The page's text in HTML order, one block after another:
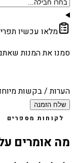
מלאו עכשיו
סמנו את המנות
הערות / בקשות
שלח הזמנה
לקוחות מספרים
מה אומרים